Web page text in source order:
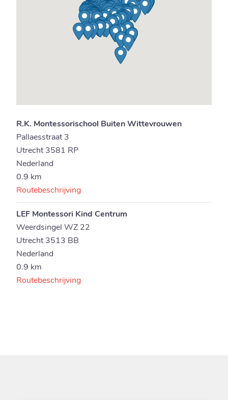
R.K. Montessorischool Buiten Wittevrouwen
Pallaesstraat 3
Utrecht 3581 RP
Nederland
0.9 km
Routebeschrijving
LEF Montessori Kind Centrum
Weerdsingel WZ 22
Utrecht 3513 BB
Nederland
0.9 km
Routebeschrijving